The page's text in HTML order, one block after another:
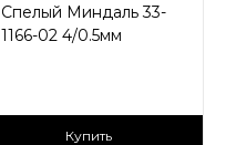
Спелый Миндаль 33-
1166-02 4/0.5мм
2
Купить